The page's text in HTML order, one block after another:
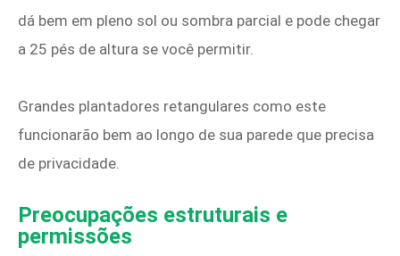
dá bem em pleno sol ou sombra parcial e pode chegar
a 25 pés de altura se você permitir.
Grandes plantadores retangulares como este
funcionarão bem ao longo de sua parede que precisa
de privacidade.
Preocupações estruturais e
permissões